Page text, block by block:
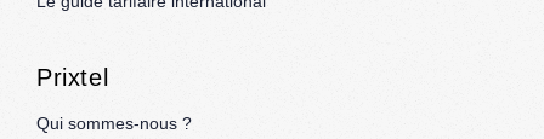
Prixtel
Qui sommes-nous ?